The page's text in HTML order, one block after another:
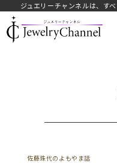
ジュエリーチャンネルは、す
佐藤珠代のよもやま話